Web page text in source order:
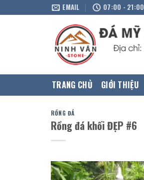
EMAIL 07:00 - 21:00
TRANG CHỦ GIỚI THIỆU
RỒNG ĐÁ
Rồng đá khối ĐẸP #6